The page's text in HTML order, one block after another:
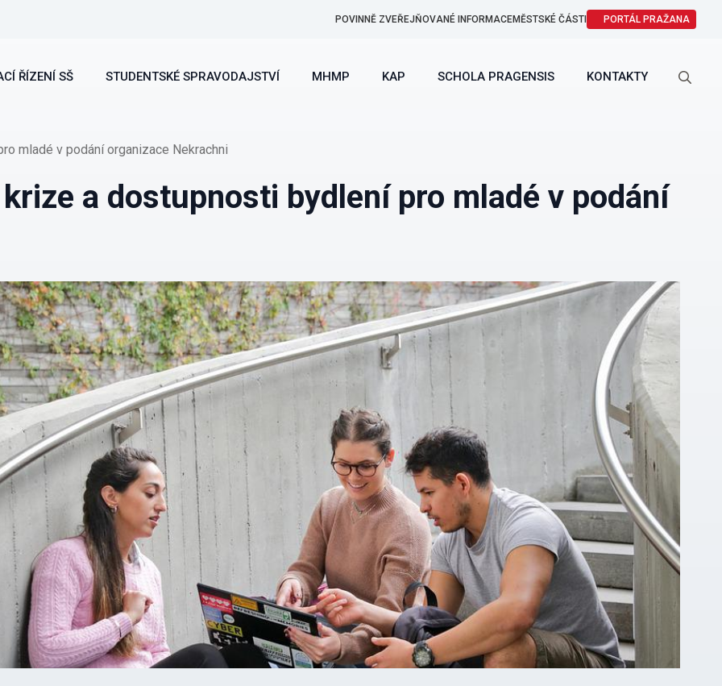
POVINNĚ ZVEŘEJŇOVANÉ INFORMACEMĚSTSKÉ ČÁSTI PORTÁL PRAŽANA
ŘÍZENÍ SŠ STUDENTSKÉ SPRAVODAJSTVÍ MHMP KAP SCHOLA PRAGENSIS KONTAKTY
mladé v podání organizace Nekrachni
a dostupnosti bydlení pro mladé v podání